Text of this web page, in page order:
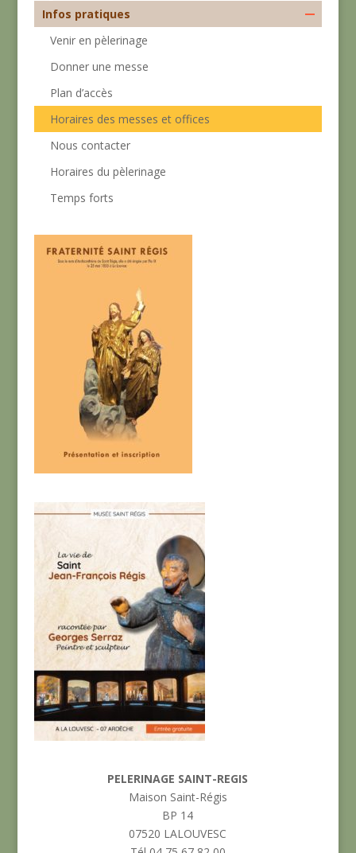
Infos pratiques
Venir en pèlerinage
Donner une messe
Plan d’accès
Horaires des messes et offices
Nous contacter
Horaires du pèlerinage
Temps forts
PELERINAGE SAINT-REGIS
Maison Saint-Régis
BP 14
07520 LALOUVESC